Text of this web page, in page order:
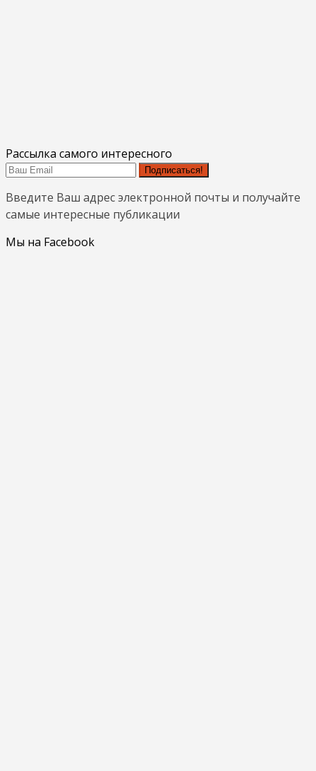
Рассылка самого интересного
Подписаться!
Введите Ваш адрес электронной почты и получайте
самые интересные публикации
Мы на Facebook